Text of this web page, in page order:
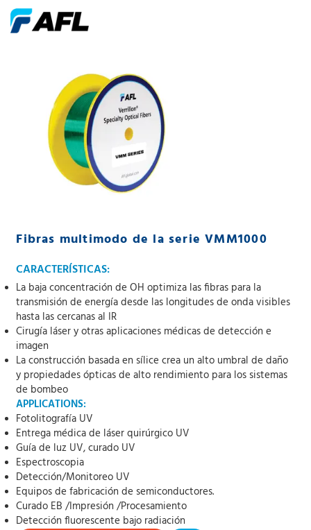
Fibras multimodo de la serie VMM1000
CARACTERÍSTICAS:
La baja concentración de OH optimiza las fibras para la
transmisión de energía desde las longitudes de onda visibles
hasta las cercanas al IR
Cirugía láser y otras aplicaciones médicas de detección e
imagen
La construcción basada en sílice crea un alto umbral de daño
y propiedades ópticas de alto rendimiento para los sistemas
de bombeo
APPLICATIONS:
Fotolitografía UV
Entrega médica de láser quirúrgico UV
Guía de luz UV, curado UV
Espectroscopia
Detección/Monitoreo UV
Equipos de fabricación de semiconductores.
Curado EB /Impresión /Procesamiento
Detección fluorescente bajo radiación